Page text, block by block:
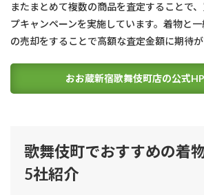
またまとめて複数の商品を査定することで
プキャンペーンを実施しています。着物と
の売却をすることで高額な査定金額に期待が
おお蔵新宿歌舞伎町店の公式
歌舞伎町でおすすめの着
5社紹介